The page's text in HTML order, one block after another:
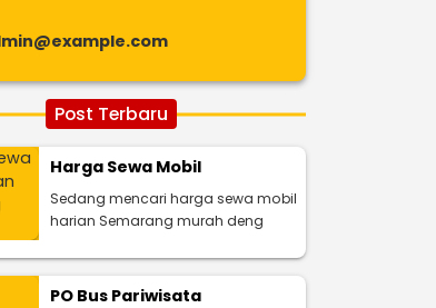
Post Terbaru
Harga Sewa Mobil
Sedang mencari harga sewa mobil
harian Semarang murah deng
PO Bus Pariwisata